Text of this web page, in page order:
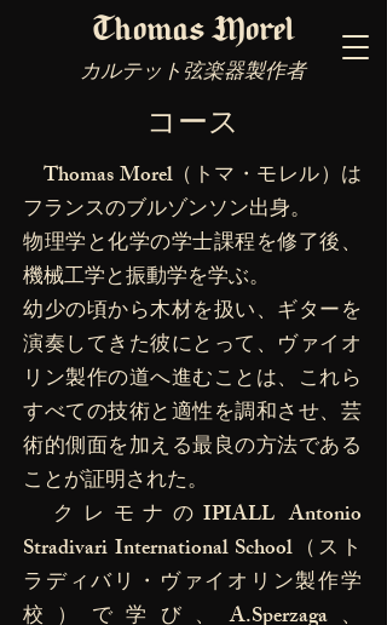
Thomas Morel
カルテット弦楽器製作者
コース
Thomas Morel（トマ・モレル）は
フランスのブルゾンソン出身。
物理学と化学の学士課程を修了後、
機械工学と振動学を学ぶ。
幼少の頃から木材を扱い、ギターを
演奏してきた彼にとって、ヴァイオ
リン製作の道へ進むことは、これら
すべての技術と適性を調和させ、芸
術的側面を加える最良の方法である
ことが証明された。
クレモナのIPIALL Antonio
Stradivari International School（スト
ラディバリ・ヴァイオリン製作学
校）で学び、A.Sperzaga、